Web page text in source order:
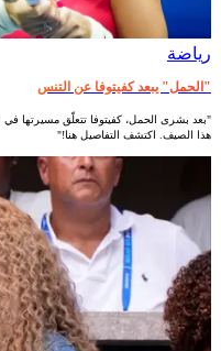
رياضة
"الحمل" يبعد كفيتوفا عن التنس
هذا الصيف. اكتشف التفاصيل هنا!"